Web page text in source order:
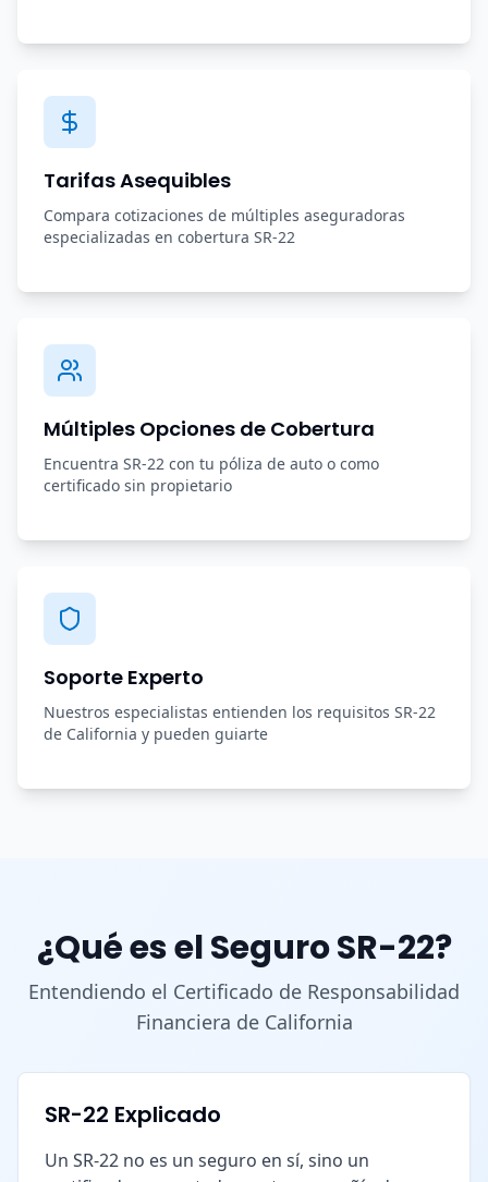
Tarifas Asequibles
Compara cotizaciones de múltiples aseguradoras
especializadas en cobertura SR-22
Múltiples Opciones de Cobertura
Encuentra SR-22 con tu póliza de auto o como
certificado sin propietario
Soporte Experto
Nuestros especialistas entienden los requisitos SR-22
de California y pueden guiarte
¿Qué es el Seguro SR-22?
Entendiendo el Certificado de Responsabilidad
Financiera de California
SR-22 Explicado
Un SR-22 no es un seguro en sí, sino un